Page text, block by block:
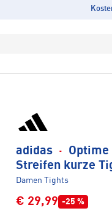
adidas ·
Streifen kurze
Damen Tights
€ 29,99 -25 %